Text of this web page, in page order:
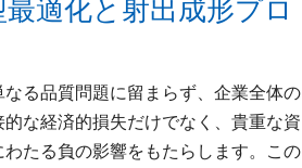
適化と射出成形プロ
る品質問題に留まらず、企業全体の
な経済的損失だけでなく、貴重な資
たる負の影響をもたらします。この